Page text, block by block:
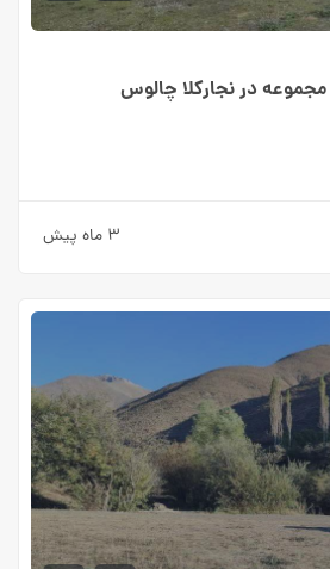
در نجارکلا چالوس
۳ ماه پیش